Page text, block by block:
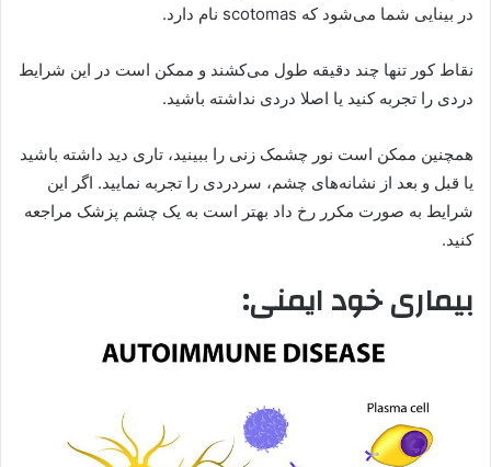
در بینایی شما می‌شود که scotomas نام دارد.
نقاط کور تنها چند دقیقه طول می‌کشند و ممکن است در این شرایط
دردی را تجربه کنید یا اصلا دردی نداشته باشید.
همچنین ممکن است نور چشمک زنی را ببینید، تاری دید داشته باشید
یا قبل و بعد از نشانه‌های چشم، سردردی را تجربه نمایید. اگر این
شرایط به صورت مکرر رخ داد بهتر است به یک چشم پزشک مراجعه
کنید.
بیماری خود ایمنی: